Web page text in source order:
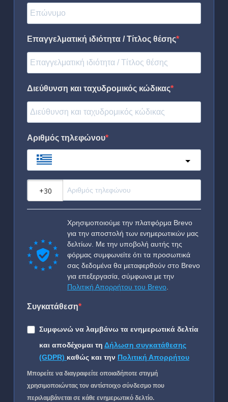
Επαγγελματική ιδιότητα / Τίτλος θέσης
Διεύθυνση και ταχυδρομικός κώδικας
Αριθμός τηλεφώνου
Χρησιμοποιούμε την πλατφόρμα Brevo
για την αποστολή των ενημερωτικών μας
δελτίων. Με την υποβολή αυτής της
φόρμας συμφωνείτε ότι τα προσωπικά
σας δεδομένα θα μεταφερθούν στο Brevo
για επεξεργασία, σύμφωνα με την
Πολιτική Απορρήτου του Brevo
Συγκατάθεση
Συμφωνώ να λαμβάνω τα ενημερωτικά δελτία
και αποδέχομαι τη Δήλωση συγκατάθεσης
(GDPR) καθώς και την Πολιτική Απορρήτου
Μπορείτε να διαγραφείτε οποιαδήποτε στιγμή
χρησιμοποιώντας τον αντίστοιχο σύνδεσμο που
περιλαμβάνεται σε κάθε ενημερωτικό δελτίο.